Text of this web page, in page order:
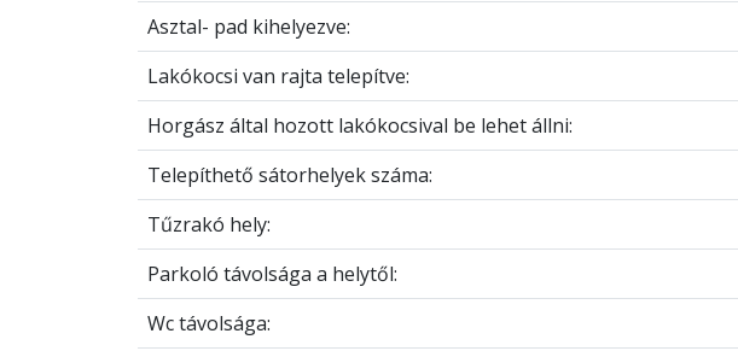
Asztal- pad kihelyezve:
Lakókocsi van rajta telepítve:
Horgász által hozott lakókocsival be lehet állni:
Telepíthető sátorhelyek száma:
Tűzrakó hely:
Parkoló távolsága a helytől:
Wc távolsága: